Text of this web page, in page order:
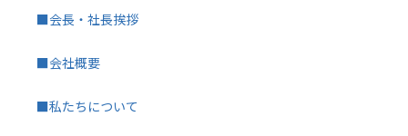
■会長・社長挨拶
■会社概要
■私たちについて